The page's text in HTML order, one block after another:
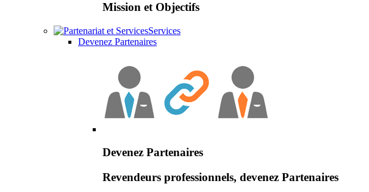
Mission et Objectifs
Services
Devenez Partenaires
Devenez Partenaires
Revendeurs professionnels, devenez Partenaires